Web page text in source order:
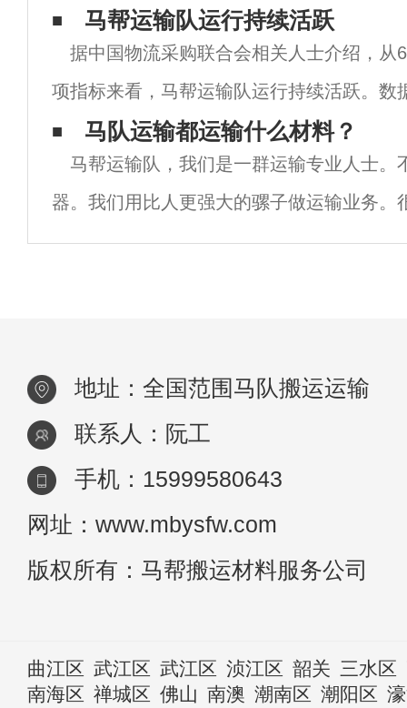
马队运输”肩负重任，将高山电塔的架设材
等工程材料运上山。例如：1:砂石、水泥、
马帮运输队运行持续活跃
据中国物流采购联合会相关人士介绍，从
项指标来看，马帮运输队运行持续活跃。数
仍处于景气区间。但物流运营基础设施条件
依然明显。
马队运输都运输什么材料？
马帮运输队，我们是一群运输专业人士。
器。我们用比人更强大的骡子做运输业务。
不了东西，骡子力气很大，一次能背400斤
地址：全国范围马队搬运运输
联系人：阮工
手机：15999580643
网址：www.mbysfw.com
版权所有：马帮搬运材料服务公司
曲江区 武江区 武江区 浈江区 韶关 三水区
南海区 禅城区 佛山 南澳 潮南区 潮阳区